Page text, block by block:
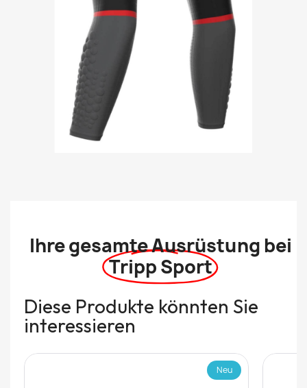
Ihre gesamte Ausrüstung bei
Tripp Sport
Diese Produkte könnten Sie
interessieren
Neu